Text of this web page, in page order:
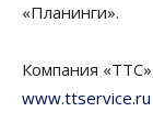
«Планинги».
Компания
www.ttservice.ru